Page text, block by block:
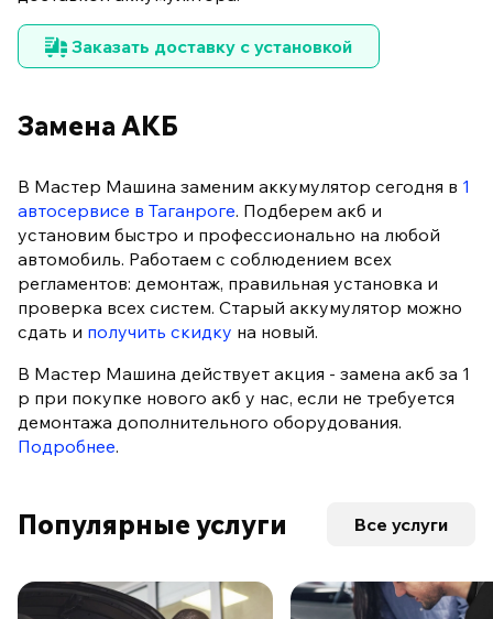
Заказать доставку с установкой
Замена АКБ
В Мастер Машина заменим аккумулятор сегодня в 1
автосервисе в Таганроге. Подберем акб и
установим быстро и профессионально на любой
автомобиль. Работаем с соблюдением всех
регламентов: демонтаж, правильная установка и
проверка всех систем. Старый аккумулятор можно
сдать и получить скидку на новый.
В Мастер Машина действует акция - замена акб за 1
р при покупке нового акб у нас, если не требуется
демонтажа дополнительного оборудования.
Подробнее.
Популярные услуги Все услуги